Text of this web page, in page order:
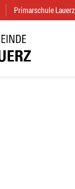
(External Link)
Primarschule Lauerz